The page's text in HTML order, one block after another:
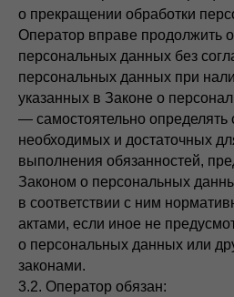
о прекращении обработки
Оператор вправе продолжить
персональных данных без
персональных данных при
указанных в Законе о
— самостоятельно определять
необходимых и достаточных
выполнения обязанностей,
Законом о персональных
в соответствии с ним
актами, если иное не
о персональных данных или
законами.
3.2. Оператор обязан: